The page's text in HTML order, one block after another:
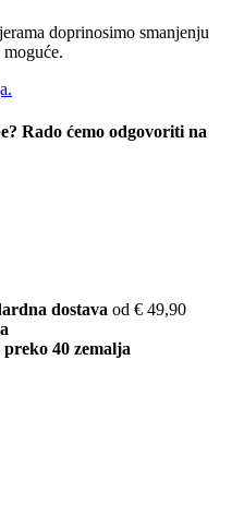
doprinosimo smanjenju
Rado ćemo odgovoriti na
dostava od € 49,90
preko 40 zemalja